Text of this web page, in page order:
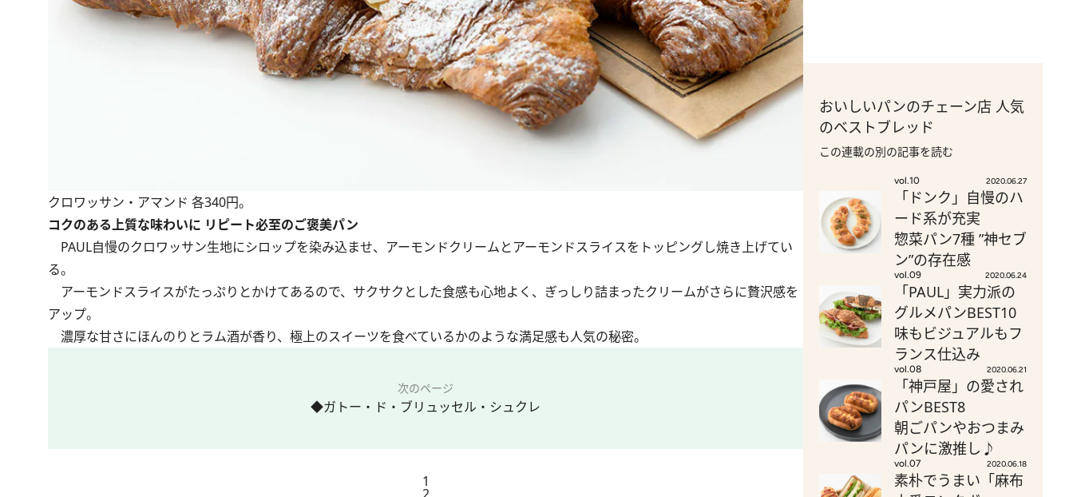
クロワッサン・アマンド 各340円。
コクのある上質な味わいに リピート必至のご褒美パン
PAUL自慢のクロワッサン生地にシロップを染み込ませ、アーモンドクリームとアーモンドスライスをトッピングし焼き上げてい
る。
アーモンドスライスがたっぷりとかけてあるので、サクサクとした食感も心地よく、ぎっしり詰まったクリームがさらに贅沢感を
アップ。
濃厚な甘さにほんのりとラム酒が香り、極上のスイーツを食べているかのような満足感も人気の秘密。
次のページ
◆ガトー・ド・ブリュッセル・シュクレ
1
おいしいパンのチェーン店 人気
のベストブレッド
この連載の別の記事を読む
vol.10 2020.06.27
「ドンク」自慢のハ
ード系が充実
惣菜パン7種 ”神セブ
ン”の存在感
vol.09 2020.06.24
「PAUL」実力派の
グルメパンBEST10
味もビジュアルもフ
ランス仕込み
vol.08 2020.06.21
「神戸屋」の愛され
パンBEST8
朝ごパンやおつまみ
パンに激推し♪
vol.07 2020.06.18
素朴でうまい「麻布